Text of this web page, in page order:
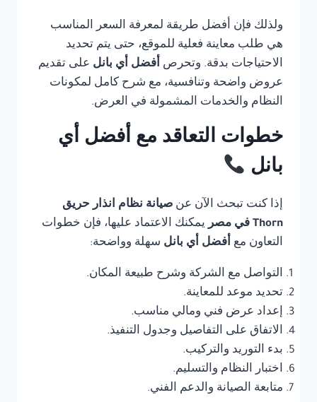
ولذلك فإن أفضل طريقة لمعرفة السعر المناسب
هي طلب معاينة فعلية للموقع، حتى يتم تحديد
الاحتياجات بدقة. وتحرص أفضل أي بانل على تقديم
عروض واضحة وتنافسية، مع شرح كامل لمكونات
النظام والخدمات المشمولة في العرض.
خطوات التعاقد مع أفضل أي
بانل
إذا كنت تبحث الآن عن صيانة نظام انذار حريق
Thorn في مصر
يمكنك الاعتماد عليها، فإن خطوات
التعاون مع أفضل أي بانل سهلة وواضحة:
التواصل مع الشركة وشرح طبيعة المكان.
تحديد موعد للمعاينة.
إعداد عرض فني ومالي مناسب.
الاتفاق على التفاصيل وجدول التنفيذ.
بدء التوريد والتركيب.
اختبار النظام والتسليم.
متابعة الصيانة والدعم الفني.